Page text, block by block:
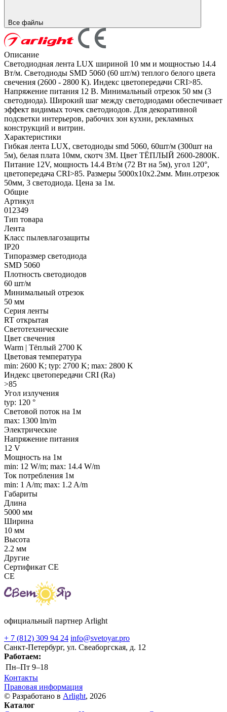
Все файлы
Описание
Светодиодная лента LUX шириной 10 мм и мощностью 14.4
Вт/м. Светодиоды SMD 5060 (60 шт/м) теплого белого цвета
свечения (2600 - 2800 К). Индекс цветопередачи CRI>85.
Напряжение питания 12 В. Минимальный отрезок 50 мм (3
светодиода). Широкий шаг между светодиодами обеспечивает
эффект видимых точек светодиодов. Для декоративной
подсветки интерьеров, рабочих зон кухни, рекламных
конструкций и витрин.
Характеристики
Гибкая лента LUX, светодиоды smd 5060, 60шт/м (300шт на
5м), белая плата 10мм, скотч 3М. Цвет ТЁПЛЫЙ 2600-2800K.
Питание 12V, мощность 14.4 Вт/м (72 Вт на 5м), угол 120°,
цветопередача CRI>85. Размеры 5000х10x2.2мм. Мин.отрезок
50мм, 3 светодиода. Цена за 1м.
Общие
Артикул
012349
Тип товара
Лента
Класс пылевлагозащиты
IP20
Типоразмер светодиода
SMD 5060
Плотность светодиодов
60 шт/м
Минимальный отрезок
50 мм
Серия ленты
RT открытая
Светотехнические
Цвет свечения
Warm | Тёплый 2700 K
Цветовая температура
min: 2600 K; typ: 2700 K; max: 2800 K
Индекс цветопередачи CRI (Ra)
>85
Угол излучения
typ: 120 °
Световой поток на 1м
max: 1300 lm/m
Электрические
Напряжение питания
12 V
Мощность на 1м
min: 12 W/m; max: 14.4 W/m
Ток потребления 1м
min: 1 A/m; max: 1.2 A/m
Габариты
Длина
5000 мм
Ширина
10 мм
Высота
2.2 мм
Другие
Сертификат CE
CE
официальный партнер Arlight
+ 7 (812) 309 94 24 info@svetoyar.pro
Санкт-Петербург, ул. Свеаборгская, д. 12
Работаем:
Пн–Пт 9–18
Контакты
Правовая информация
© Разработано в Arlight, 2026
Каталог